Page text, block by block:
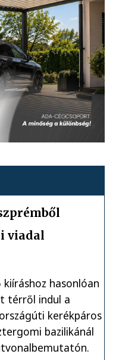
viadal
kiíráshoz hasonlóan
térről indul a
kerékpáros
bazilikánál